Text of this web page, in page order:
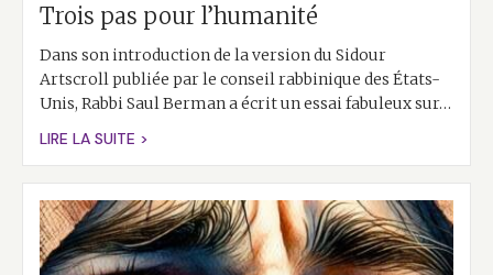
Trois pas pour l’humanité
Dans son introduction de la version du Sidour
Artscroll publiée par le conseil rabbinique des États-
Unis, Rabbi Saul Berman a écrit un essai fabuleux sur…
LIRE LA SUITE >